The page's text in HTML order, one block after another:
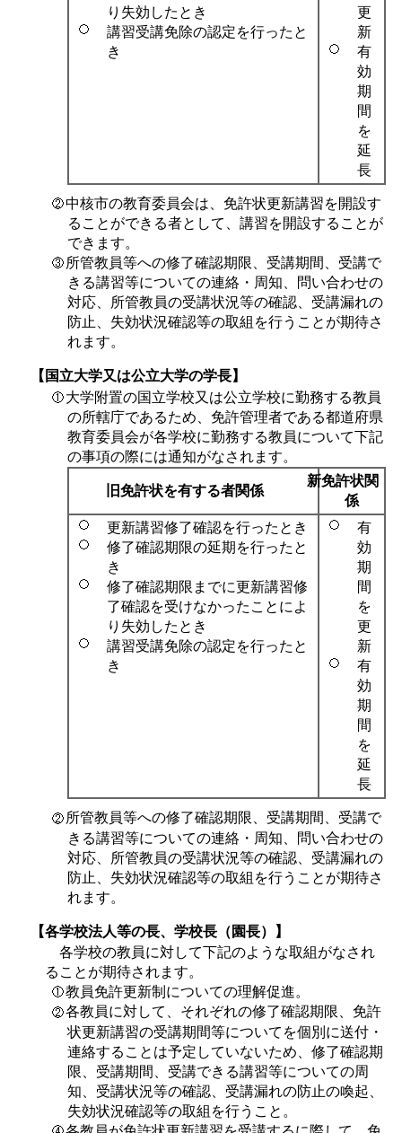
り失効したとき
講習受講免除の認定を行ったと
き
更
新
有
効
期
間
を
延
長
中核市の教育委員会は、免許状更新講習を開設す
ることができる者として、講習を開設することが
できます。
所管教員等への修了確認期限、受講期間、受講で
きる講習等についての連絡・周知、問い合わせの
対応、所管教員の受講状況等の確認、受講漏れの
防止、失効状況確認等の取組を行うことが期待さ
れます。
【国立大学又は公立大学の学長】
大学附置の国立学校又は公立学校に勤務する教員
の所轄庁であるため、免許管理者である都道府県
教育委員会が各学校に勤務する教員について下記
の事項の際には通知がなされます。
旧免許状を有する者関係
新免許状関
係
更新講習修了確認を行ったとき
修了確認期限の延期を行ったと
き
修了確認期限までに更新講習修
了確認を受けなかったことによ
り失効したとき
講習受講免除の認定を行ったと
き
有
効
期
間
を
更
新
有
効
期
間
を
延
長
所管教員等への修了確認期限、受講期間、受講で
きる講習等についての連絡・周知、問い合わせの
対応、所管教員の受講状況等の確認、受講漏れの
防止、失効状況確認等の取組を行うことが期待さ
れます。
【各学校法人等の長、学校長（園長）】
各学校の教員に対して下記のような取組がなされ
ることが期待されます。
教員免許更新制についての理解促進。
各教員に対して、それぞれの修了確認期限、免許
状更新講習の受講期間等についてを個別に送付・
連絡することは予定していないため、修了確認期
限、受講期間、受講できる講習等についての周
知、受講状況等の確認、受講漏れの防止の喚起、
失効状況確認等の取組を行うこと。